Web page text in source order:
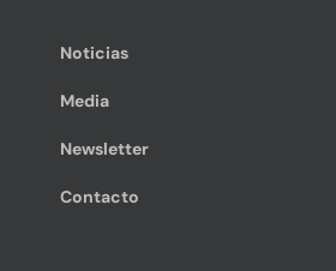
Noticias
Media
Newsletter
Contacto